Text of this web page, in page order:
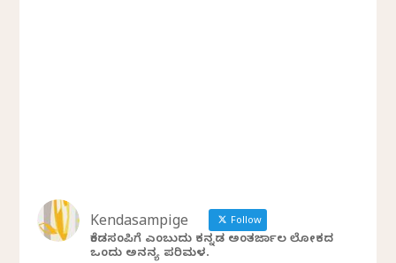
Kendasampige Follow
ಕೆಂಡಸಂಪಿಗೆ ಎಂಬುದು ಕನ್ನಡ ಅಂತರ್ಜಾಲ ಲೋಕದ
ಒಂದು ಅನನ್ಯ ಪರಿಮಳ.